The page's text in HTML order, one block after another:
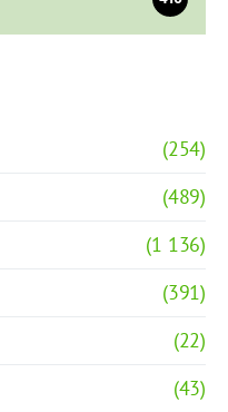
(254)
(489)
(1 136)
(391)
(22)
(43)